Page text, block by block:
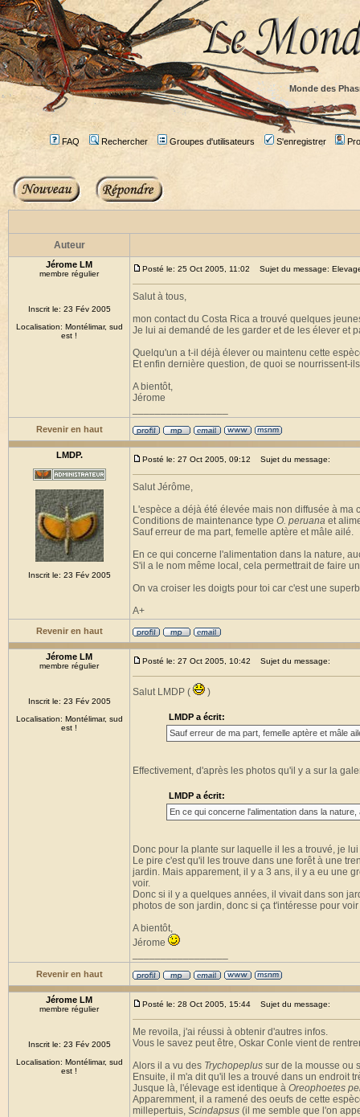
Monde des
FAQ Rechercher Groupes d'utilisateurs S'enregistrer
Auteur
Jérome LM
membre régulier
Inscrit le: 23 Fév 2005
Localisation: Montélimar, sud
est !
Posté le: 25 Oct 2005, 11:02 Sujet du message:
Salut à tous,
mon contact du Costa Rica a trouvé quelques
Je lui ai demandé de les garder et de les élever et
Quelqu'un a t-il déjà élever ou maintenu cette
Et enfin dernière question, de quoi se nourrissent-
A bientôt,
Jérome
Revenir en haut
LMDP.
Inscrit le: 23 Fév 2005
Posté le: 27 Oct 2005, 09:12 Sujet du message:
Salut Jérôme,
L'espèce a déjà été élevée mais non diffusée à ma
Conditions de maintenance type O. peruana et
Sauf erreur de ma part, femelle aptère et mâle ailé.
En ce qui concerne l'alimentation dans la nature,
S'il a le nom même local, cela permettrait de faire
On va croiser les doigts pour toi car c'est une
A+
Revenir en haut
Jérome LM
membre régulier
Inscrit le: 23 Fév 2005
Localisation: Montélimar, sud
est !
Posté le: 27 Oct 2005, 10:42 Sujet du message:
Salut LMDP ( )
LMDP a écrit:
Sauf erreur de ma part, femelle aptère et mâle
Effectivement, d'après les photos qu'il y a sur la
LMDP a écrit:
En ce qui concerne l'alimentation dans la
Donc pour la plante sur laquelle il les a trouvé, je
Le pire c'est qu'il les trouve dans une forêt à une
jardin. Mais apparement, il y a 3 ans, il y a eu une
voir.
Donc si il y a quelques années, il vivait dans son
photos de son jardin, donc si ça t'intéresse pour
A bientôt,
Jérome
Revenir en haut
Jérome LM
membre régulier
Inscrit le: 23 Fév 2005
Localisation: Montélimar, sud
est !
Posté le: 28 Oct 2005, 15:44 Sujet du message:
Me revoila, j'ai réussi à obtenir d'autres infos.
Vous le savez peut être, Oskar Conle vient de
Alors il a vu des Trychopeplus sur de la mousse ou
Ensuite, il m'a dit qu'il les a trouvé dans un endroit
Jusque là, l'élevage est identique à Oreophoetes
Apparemment, il a ramené des oeufs de cette
millepertuis, Scindapsus (il me semble que l'on